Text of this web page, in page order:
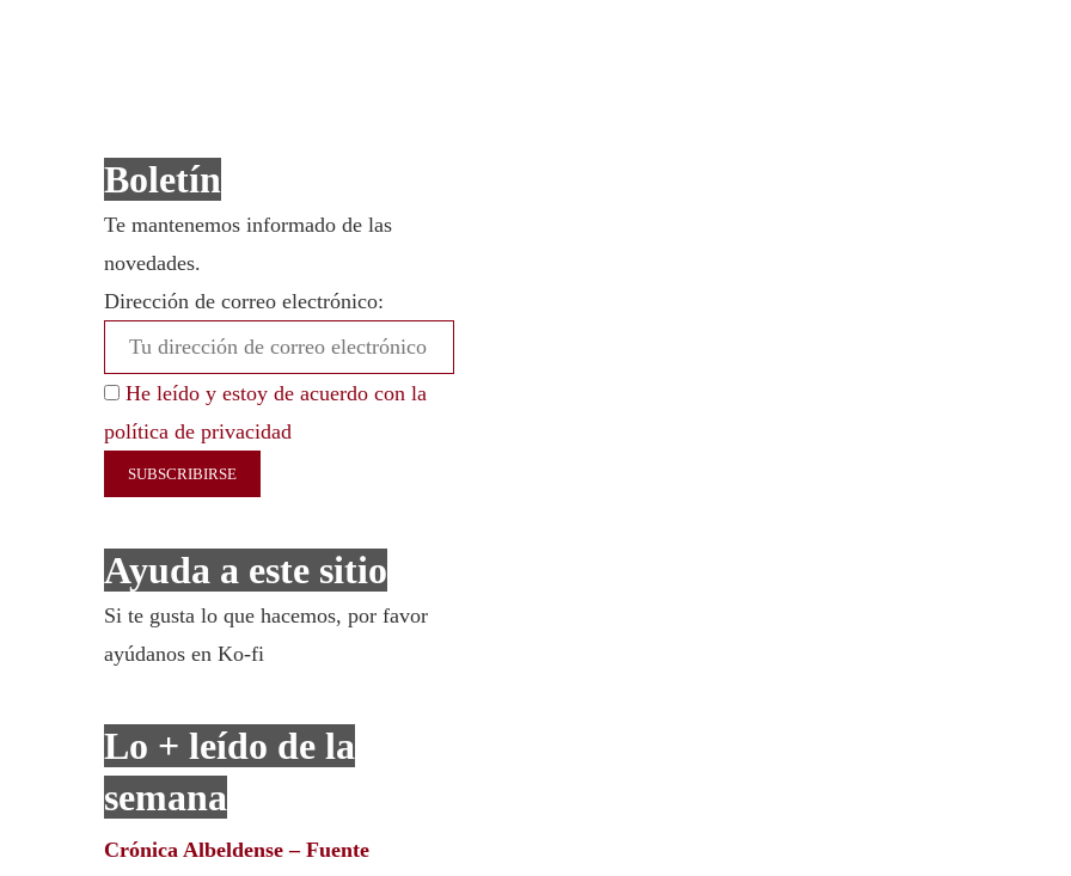
Boletín
Te mantenemos informado de las
novedades.
Dirección de correo electrónico:
He leído y estoy de acuerdo con la
política de privacidad
Ayuda a este sitio
Si te gusta lo que hacemos, por favor
ayúdanos en Ko-fi
Lo + leído de la
semana
Crónica Albeldense – Fuente